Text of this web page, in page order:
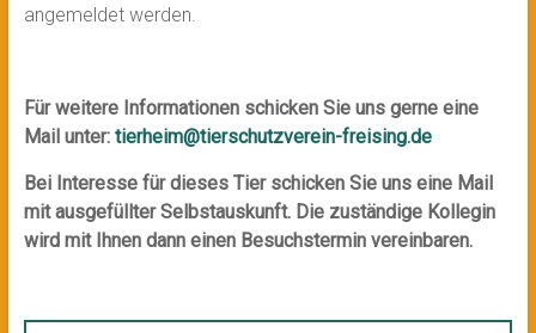
angemeldet werden.
Für weitere Informationen schicken Sie uns gerne eine
Mail unter: tierheim@tierschutzverein-freising.de
Bei Interesse für dieses Tier schicken Sie uns eine Mail
mit ausgefüllter Selbstauskunft. Die zuständige Kollegin
wird mit Ihnen dann einen Besuchstermin vereinbaren.